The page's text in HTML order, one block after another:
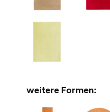
weitere Formen: